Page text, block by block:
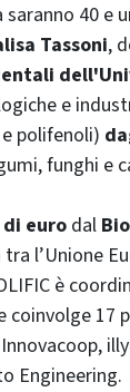
40 e
Tassoni,
e
polifenoli)
funghi e
euro dal
l’Unione
è
coinvolge
Engineering.